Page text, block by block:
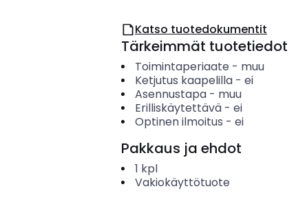
Katso tuotedokumentit
Tärkeimmät tuotetiedot
Toimintaperiaate - muu
Ketjutus kaapelilla- ei
Asennustapa- muu
Erilliskäytettävä- ei
Optinen ilmoitus - ei
Pakkaus ja ehdot
1 kpl
Vakiokäyttötuote